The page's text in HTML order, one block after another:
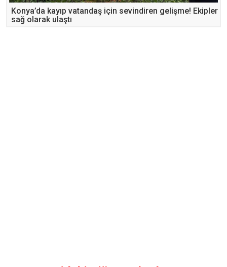
Konya’da kayıp vatandaş için sevindiren gelişme! Ekipler
sağ olarak ulaştı